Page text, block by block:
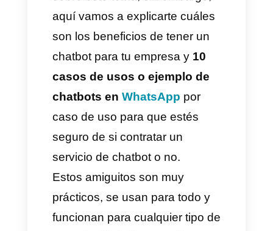
chatbotque atienda a tus
clientes de forma automática?
Puede que esta pregunta sea
un poco difícil de responder, ya
que existen opiniones variadas
sobre este tema, sin embargo,
aquí vamos a explicarte cuáles
son los beneficios de tener un
chatbot para tu empresa y